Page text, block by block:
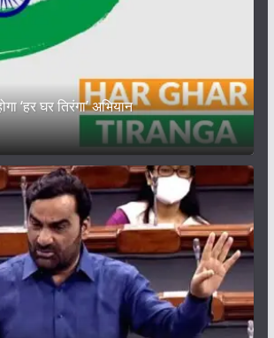
‘हर घर तिरंगा’ अभियान